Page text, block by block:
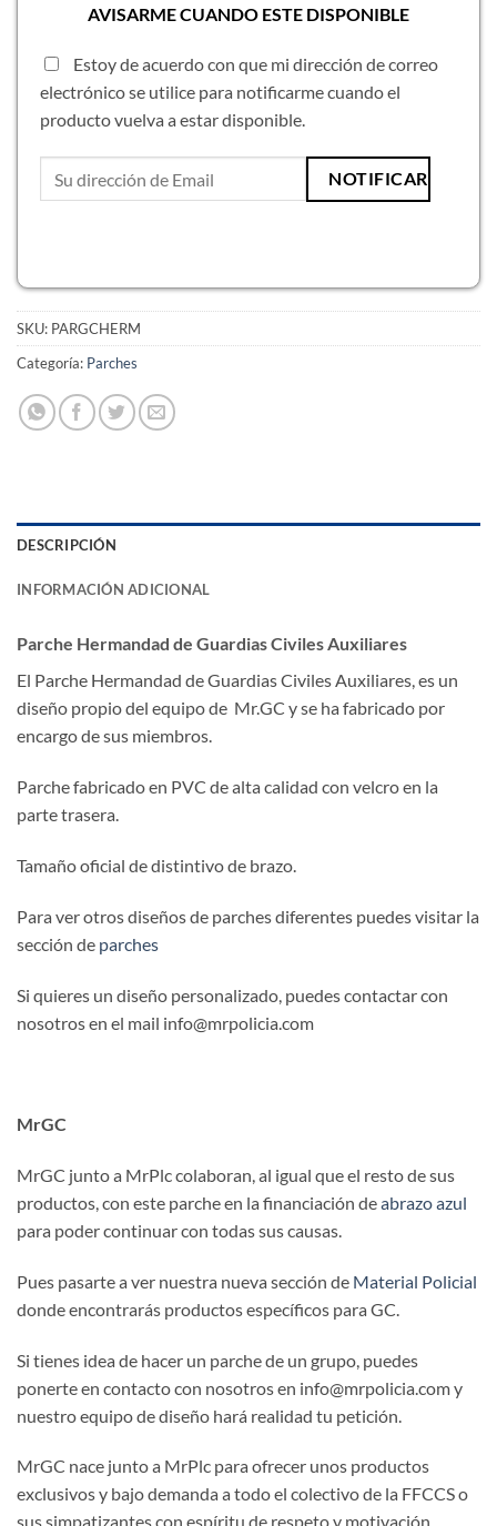
AVISARME CUANDO ESTE DISPONIBLE
Estoy de acuerdo con que mi dirección de correo
electrónico se utilice para notificarme cuando el
producto vuelva a estar disponible.
SKU: PARGCHERM
Categoría: Parches
DESCRIPCIÓN
INFORMACIÓN ADICIONAL
Parche Hermandad de Guardias Civiles Auxiliares
El Parche Hermandad de Guardias Civiles Auxiliares, es un
diseño propio del equipo de Mr.GC y se ha fabricado por
encargo de sus miembros.
Parche fabricado en PVC de alta calidad con velcro en la
parte trasera.
Tamaño oficial de distintivo de brazo.
Para ver otros diseños de parches diferentes puedes visitar la
sección de parches
Si quieres un diseño personalizado, puedes contactar con
nosotros en el mail info@mrpolicia.com
MrGC
MrGC junto a MrPlc colaboran, al igual que el resto de sus
productos, con este parche en la financiación deabrazo azul
para poder continuar con todas sus causas.
Pues pasarte a ver nuestra nueva sección de Material Policial
donde encontrarás productos específicos para GC.
Si tienes idea de hacer un parche de un grupo, puedes
ponerte en contacto con nosotros en info@mrpolicia.com y
nuestro equipo de diseño hará realidad tu petición.
MrGC nace junto a MrPlc para ofrecer unos productos
exclusivos y bajo demanda a todo el colectivo de la FFCCS o
sus simpatizantes con espíritu de respeto y motivación.